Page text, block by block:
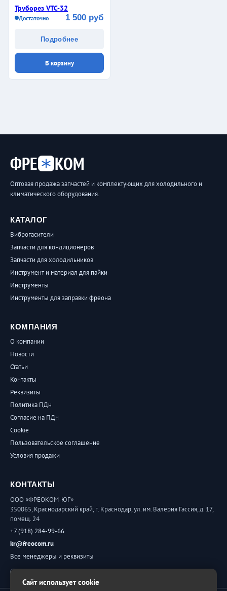
Труборез VTC-32
Достаточно 1 500 руб
Подробнее
В корзину
ФРЕ КОМ
Оптовая продажа запчастей и комплектующих для холодильного и
климатического оборудования.
КАТАЛОГ
Виброгасители
Запчасти для кондиционеров
Запчасти для холодильников
Инструмент и материал для пайки
Инструменты
Инструменты для заправки фреона
КОМПАНИЯ
О компании
Новости
Статьи
Контакты
Реквизиты
Политика ПДн
Согласие на ПДн
Cookie
Пользовательское соглашение
Условия продажи
КОНТАКТЫ
ООО «ФРЕОКОМ-ЮГ»
350065, Краснодарский край, г. Краснодар, ул. им. Валерия Гассия, д. 17,
помещ. 24
+7 (918) 284-99-66
kr@freocom.ru
Все менеджеры и реквизиты
Обратная связь
Сайт использует cookie